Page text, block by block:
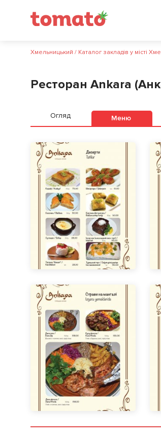
Хмельницький / Каталог закладів у місті
Ресторан Ankara
Огляд Меню